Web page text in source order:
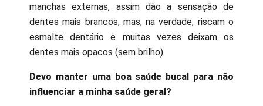
manchas externas, assim dão a sensação de
dentes mais brancos, mas, na verdade, riscam o
esmalte dentário e muitas vezes deixam os
dentes mais opacos (sem brilho).
Devo manter uma boa saúde bucal para não
influenciar a minha saúde geral?